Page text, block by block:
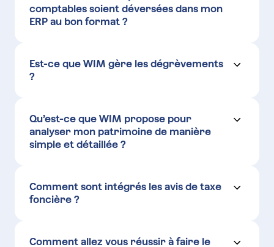
Import, centralisation et gestion des avis
de taxe foncière et de leur mode de
Clôture de la campagne
astuces
lors de l’import de l’ERP pour que celui-ci
comptables soient déversées dans mon
ERP au bon format ?
Est-ce que WIM gère les dégrèvements
?
Qu’est-ce que WIM propose pour
analyser mon patrimoine de manière
simple et détaillée ?
résultats issus de votre ERP
Comment sont intégrés les avis de taxe
foncière ?
Comment allez vous réussir à faire le